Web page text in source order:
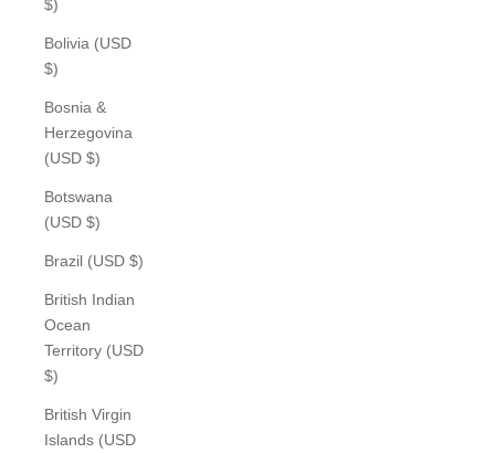
$)
Bolivia (USD
$)
Bosnia &
Herzegovina
(USD $)
Botswana
(USD $)
Brazil (USD $)
British Indian
Ocean
Territory (USD
$)
British Virgin
Islands (USD